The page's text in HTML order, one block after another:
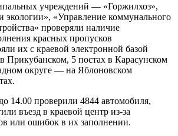
учреждений — «Горжилхоз»,
экологии», «Управление коммунального
проверяли наличие
красных пропусков
их с краевой электронной базой
Прикубанском, 5 постах в Карасунском
округе — на Яблоновском
14.00 проверили 4844 автомобиля,
въезд в краевой центр из-за
или ошибок в их заполнении.